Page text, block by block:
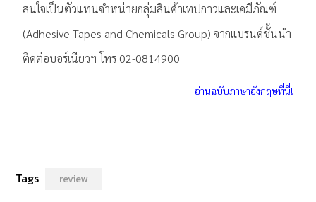
สนใจเป็นตัวแทนจำหน่ายกลุ่มสินค้าเทปกาวและเคมีภัณฑ์
(Adhesive Tapes and Chemicals Group) จากแบรนด์ชั้นนำ
ติดต่อบอร์เนียวฯ โทร 02-0814900
อ่านฉบับภาษาอังกฤษที่นี่!
Tags review